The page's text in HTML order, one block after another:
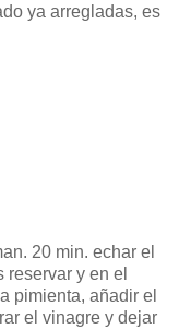
ya arregladas, es
20 min. echar el
reservar y en el
pimienta, añadir el
el vinagre y dejar